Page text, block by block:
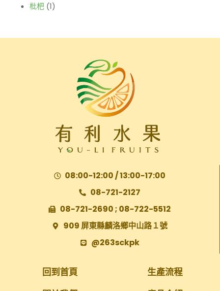
枇杷 (1)
08:00-12:00 / 13:00-17:00
08-721-2127
08-721-2690 ; 08-722-5512
909 屏東縣麟洛鄉中山路１號
@263sckpk
回到首頁
生產流程